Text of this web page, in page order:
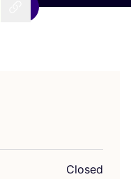
Closed